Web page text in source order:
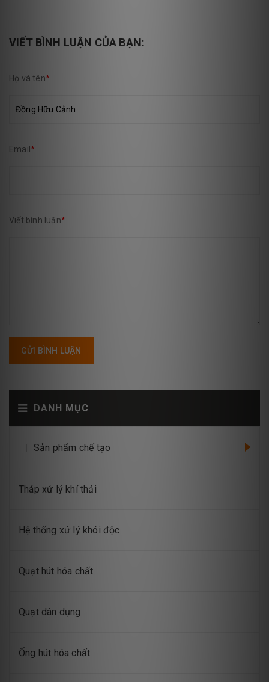
DANH MỤC
Sản phẩm chế tạo
Tháp xử lý khí thải
Hệ thống xử lý khói độc
Quạt hút hóa chất
Quạt dân dụng
Ống hút hóa chất
VIẾT BÌNH LUẬN CỦA BẠN:
Họ và tên*
Email *
Viết bình luận*
GỬI BÌNH LUẬN